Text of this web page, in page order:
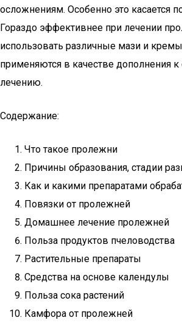
осложнениям. Особенно это касается
Гораздо эффективнее при лечении
использовать различные мази и
применяются в качестве дополнения
лечению.
Содержание:
Что такое пролежни
Причины образования, стадии
Как и какими препаратами
Повязки от пролежней
Домашнее лечение пролежней
Польза продуктов пчеловодства
Растительные препараты
Средства на основе календулы
Польза сока растений
Камфора от пролежней